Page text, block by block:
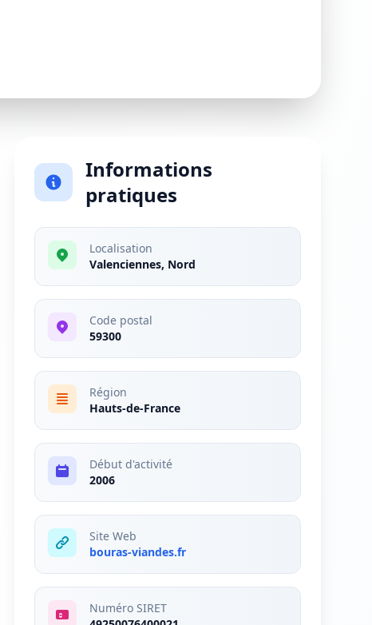
Informations
pratiques
Localisation
Valenciennes, Nord
Code postal
59300
Région
Hauts-de-France
Début d'activité
2006
Site Web
bouras-viandes.fr
Numéro SIRET